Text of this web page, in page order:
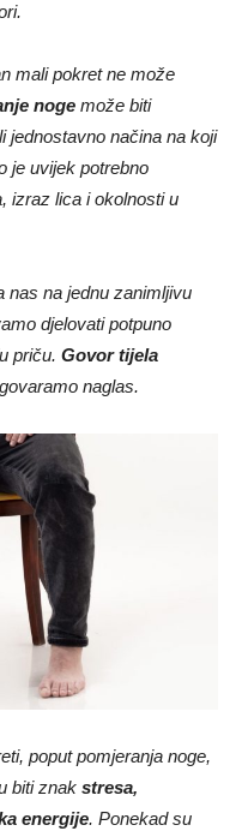
mali pokret ne može
noge može biti
jednostavno načina na koji
je uvijek potrebno
izraz lica i okolnosti u
nas na jednu zanimljivu
djelovati potpuno
priču. Govor tijela
naglas.
poput pomjeranja noge,
biti znak stresa,
energije. Ponekad su